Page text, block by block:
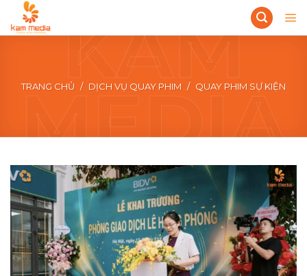
to
TRANG CHỦ / DỊCH VỤ QUAY PHIM / QUAY PHIM SỰ KIỆN